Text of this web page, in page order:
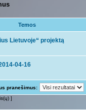
Temos
Lietuvoje“ projektą
04-16
pranešimus:
]